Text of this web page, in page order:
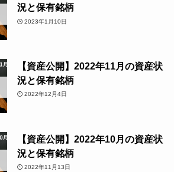
況と保有銘柄
2023年1月10日
【資産公開】2022年11月の資産状
況と保有銘柄
2022年12月4日
【資産公開】2022年10月の資産状
況と保有銘柄
2022年11月13日